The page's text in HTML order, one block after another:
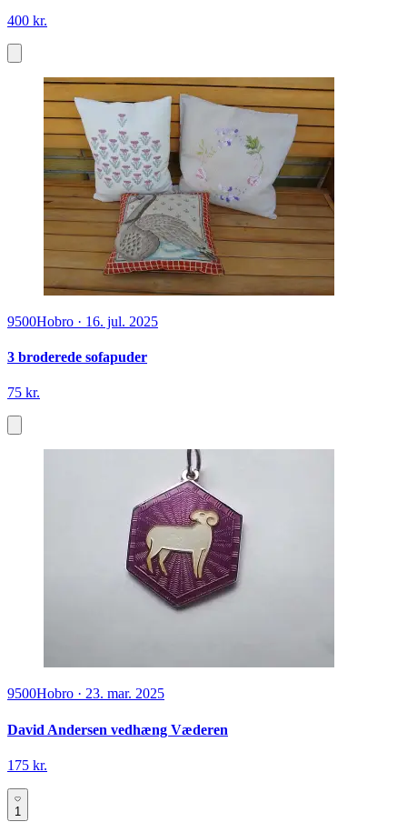
400 kr.
9500Hobro · 16. jul. 2025
3 broderede sofapuder
75 kr.
9500Hobro · 23. mar. 2025
David Andersen vedhæng Væderen
175 kr.
1